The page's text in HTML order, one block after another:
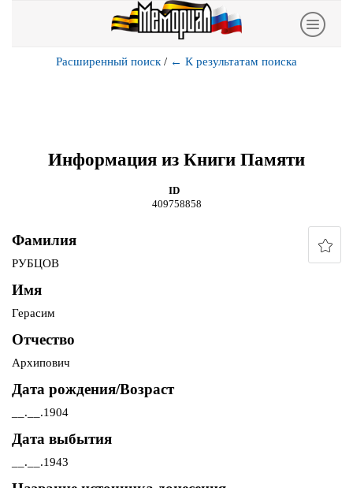
Расширенный поиск / ← К результатам поиска
Информация из Книги Памяти
ID
409758858
Фамилия
РУБЦОВ
Имя
Герасим
Отчество
Архипович
Дата рождения/Возраст
__.__.1904
Дата выбытия
__.__.1943